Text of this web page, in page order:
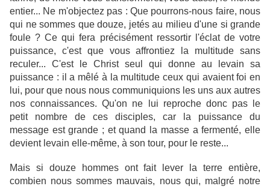
entier... Ne m'objectez pas : Que pourrons-nous faire, nous
qui ne sommes que douze, jetés au milieu d'une si grande
foule ? Ce qui fera précisément ressortir l'éclat de votre
puissance, c'est que vous affrontiez la multitude sans
reculer... C'est le Christ seul qui donne au levain sa
puissance : il a mêlé à la multitude ceux qui avaient foi en
lui, pour que nous nous communiquions les uns aux autres
nos connaissances. Qu'on ne lui reproche donc pas le
petit nombre de ces disciples, car la puissance du
message est grande ; et quand la masse a fermenté, elle
devient levain elle-même, à son tour, pour le reste...
Mais si douze hommes ont fait lever la terre entière,
combien nous sommes mauvais, nous qui, malgré notre